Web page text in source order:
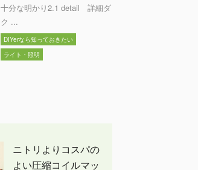
十分な明かり2.1 detail 詳細ダ
ク ...
DIYerなら知っておきたい
ライト・照明
ニトリよりコスパの
よい圧縮コイルマッ